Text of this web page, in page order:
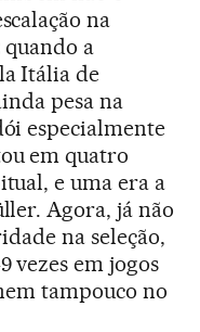
na
a
Itália de
pesa na
especialmente
em quatro
e uma era a
Agora, já não
na seleção,
vezes em jogos
tampouco no